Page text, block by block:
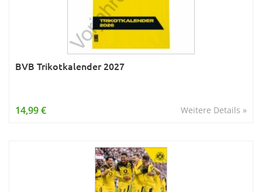
BVB Trikotkalender 2027
Weitere Details »
14,99 €